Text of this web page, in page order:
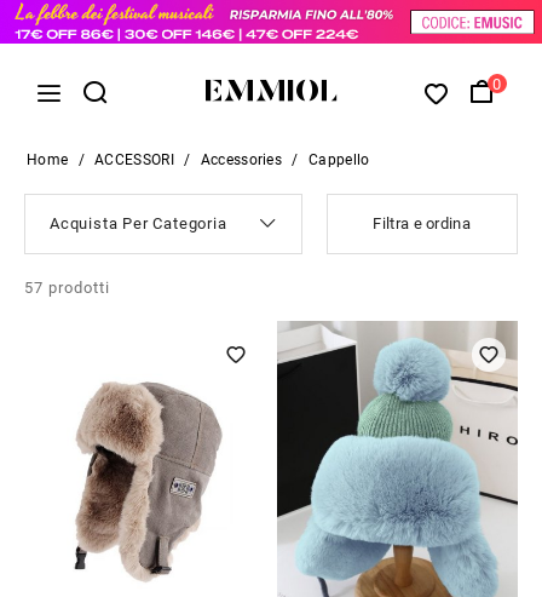
0
Home / ACCESSORI / Accessories / Cappello
Acquista Per Categoria Filtra e ordina
57 prodotti